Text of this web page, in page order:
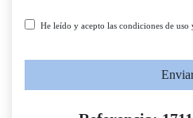
He leído y acepto las condiciones de uso